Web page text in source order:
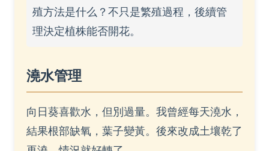
殖方法是什么？不只是繁殖過程，後續管
理決定植株能否開花。
澆水管理
向日葵喜歡水，但別過量。我曾經每天澆水，
結果根部缺氧，葉子變黃。後來改成土壤乾了